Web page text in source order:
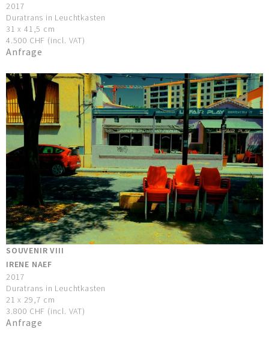
2017
Duratrans in Leuchtkasten
31 x 41,5 cm
4.500 CHF (incl. VAT)
Anfrage
SOUVENIR VIII
IRENE NAEF
2017
Duratrans in Leuchtkasten
21 x 29,7 cm
3.800 CHF (incl. VAT)
Anfrage